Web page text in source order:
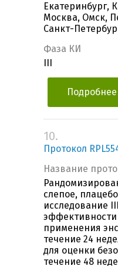
Екатеринбург,
Москва, Омск,
Санкт-
Фаза КИ
Подробнее
10.
Протокол
Название
слепое,
исследование
эффективности
применения
течение 24
для оценки
течение 48